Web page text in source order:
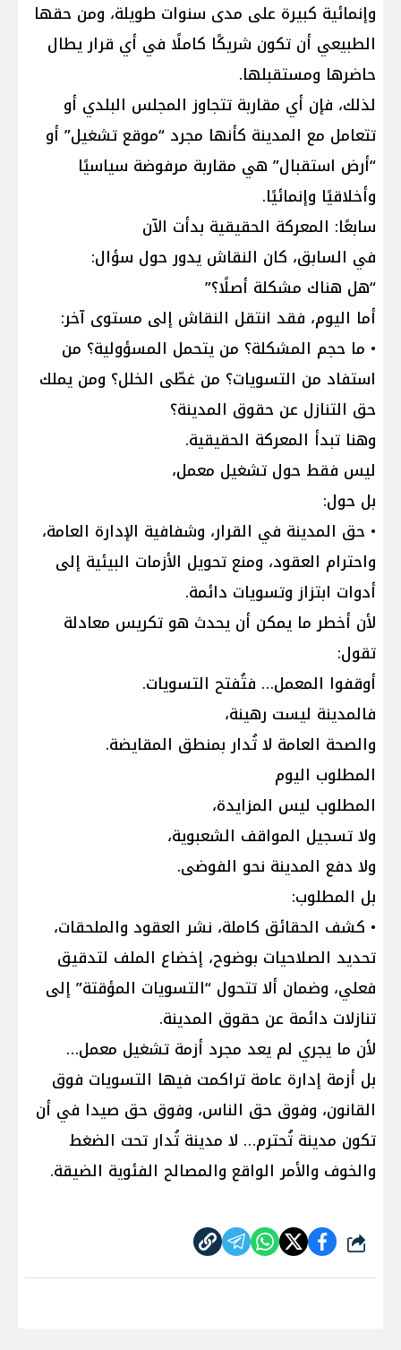
وإنمائية كبيرة على مدى سنوات طويلة، ومن حقها
الطبيعي أن تكون شريكًا كاملًا في أي قرار يطال
حاضرها ومستقبلها.
لذلك، فإن أي مقاربة تتجاوز المجلس البلدي أو
تتعامل مع المدينة كأنها مجرد “موقع تشغيل” أو
“أرض استقبال” هي مقاربة مرفوضة سياسيًا
وأخلاقيًا وإنمائيًا.
سابعًا: المعركة الحقيقية بدأت الآن
في السابق، كان النقاش يدور حول سؤال:
“هل هناك مشكلة أصلًا؟”
أما اليوم، فقد انتقل النقاش إلى مستوى آخر:
• ما حجم المشكلة؟ من يتحمل المسؤولية؟ من
استفاد من التسويات؟ من غطّى الخلل؟ ومن يملك
حق التنازل عن حقوق المدينة؟
وهنا تبدأ المعركة الحقيقية.
ليس فقط حول تشغيل معمل،
بل حول:
• حق المدينة في القرار، وشفافية الإدارة العامة،
واحترام العقود، ومنع تحويل الأزمات البيئية إلى
أدوات ابتزاز وتسويات دائمة.
لأن أخطر ما يمكن أن يحدث هو تكريس معادلة
تقول:
أوقفوا المعمل… فتُفتح التسويات.
فالمدينة ليست رهينة،
والصحة العامة لا تُدار بمنطق المقايضة.
المطلوب اليوم
المطلوب ليس المزايدة،
ولا تسجيل المواقف الشعبوية،
ولا دفع المدينة نحو الفوضى.
بل المطلوب:
• كشف الحقائق كاملة، نشر العقود والملحقات،
تحديد الصلاحيات بوضوح، إخضاع الملف لتدقيق
فعلي، وضمان ألا تتحول “التسويات المؤقتة” إلى
تنازلات دائمة عن حقوق المدينة.
لأن ما يجري لم يعد مجرد أزمة تشغيل معمل…
بل أزمة إدارة عامة تراكمت فيها التسويات فوق
القانون، وفوق حق الناس، وفوق حق صيدا في أن
تكون مدينة تُحترم… لا مدينة تُدار تحت الضغط
والخوف والأمر الواقع والمصالح الفئوية الضيقة.
شارك